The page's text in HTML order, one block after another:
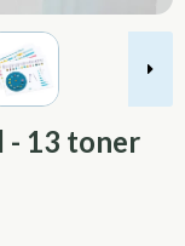
- 13 toner